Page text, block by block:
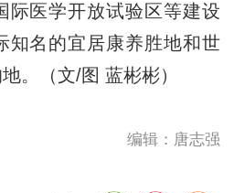
际医学开放试验区等建设
知名的宜居康养胜地和世
。（文/图 蓝彬彬）
编辑：唐志强